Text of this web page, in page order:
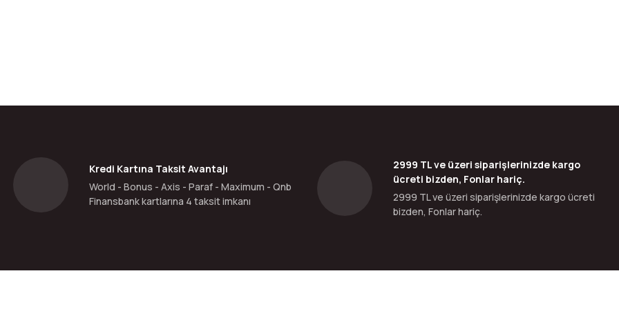
Yorum Yaz
gördüğünüz noktaları öneri formunu kullanarak tarafımıza iletebilirsiniz.
Kredi Kartına Taksit Avantajı
World - Bonus - Axis - Paraf - Maximum - Qnb
Finansbank kartlarına 4 taksit imkanı
2999 TL ve üzeri siparişlerinizde kargo
ücreti bizden, Fonlar hariç.
2999 TL ve üzeri siparişlerinizde kargo ücreti
bizden, Fonlar hariç.